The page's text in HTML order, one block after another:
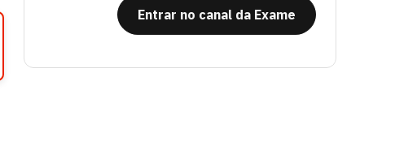
Entrar no canal da Exame